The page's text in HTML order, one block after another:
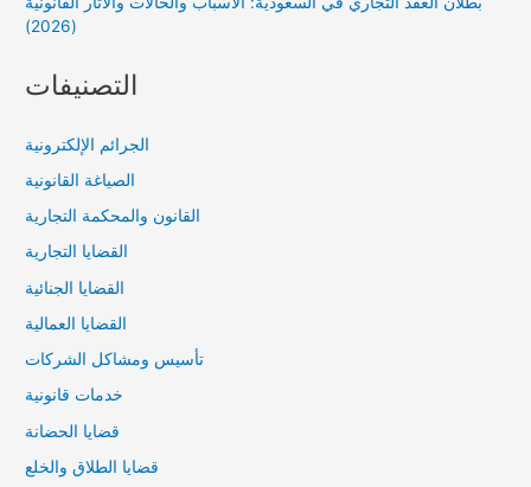
(2026)
التصنيفات
الجرائم الإلكترونية
الصياغة القانونية
القانون والمحكمة التجارية
القضايا التجارية
القضايا الجنائية
القضايا العمالية
تأسيس ومشاكل الشركات
خدمات قانونية
قضايا الحضانة
قضايا الطلاق والخلع